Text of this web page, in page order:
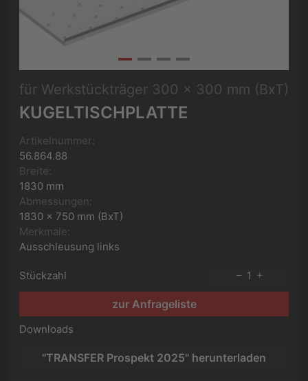
für Werkstückträger 300 x 300 mm (BxT)
KUGELTISCHPLATTE
Artikelnummer:
56.864.88
Breite:
1830 mm
Abmessungen:
1830 x 750 mm (BxT)
Merkmale:
Ausschleusung links
Stückzahl 1
zur Anfrageliste
Downloads
"TRANSFER Prospekt 2025" herunterladen